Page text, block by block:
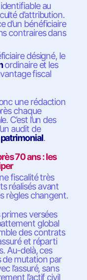
au
d’attribution.
d’un bénéficiaire
contraires dans
désigné, le
ordinaire et les
fiscal
une rédaction
chaque
C’est l’un des
audit de
.
70 ans : les
fiscalité très
réalisés avant
règles changent.
versées
global
des contrats
et réparti
Au-delà, ces
de mutation par
l’assuré, sans
l’actif civil